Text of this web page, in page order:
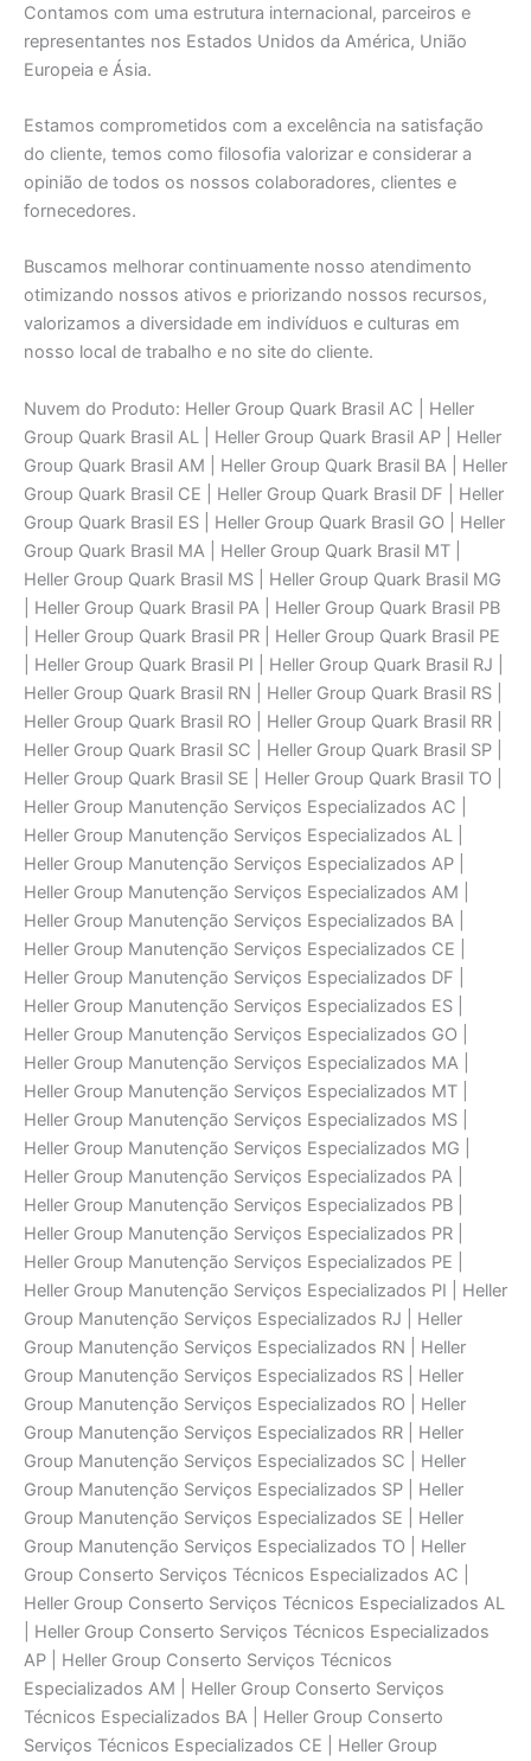
Contamos com uma estrutura internacional, parceiros e
representantes nos Estados Unidos da América, União
Europeia e Ásia.
Estamos comprometidos com a excelência na satisfação
do cliente, temos como filosofia valorizar e considerar a
opinião de todos os nossos colaboradores, clientes e
fornecedores.
Buscamos melhorar continuamente nosso atendimento
otimizando nossos ativos e priorizando nossos recursos,
valorizamos a diversidade em indivíduos e culturas em
nosso local de trabalho e no site do cliente.
Nuvem do Produto: Heller Group Quark Brasil AC | Heller
Group Quark Brasil AL | Heller Group Quark Brasil AP | Heller
Group Quark Brasil AM | Heller Group Quark Brasil BA | Heller
Group Quark Brasil CE | Heller Group Quark Brasil DF | Heller
Group Quark Brasil ES | Heller Group Quark Brasil GO | Heller
Group Quark Brasil MA | Heller Group Quark Brasil MT |
Heller Group Quark Brasil MS | Heller Group Quark Brasil MG
| Heller Group Quark Brasil PA | Heller Group Quark Brasil PB
| Heller Group Quark Brasil PR | Heller Group Quark Brasil PE
| Heller Group Quark Brasil PI | Heller Group Quark Brasil RJ |
Heller Group Quark Brasil RN | Heller Group Quark Brasil RS |
Heller Group Quark Brasil RO | Heller Group Quark Brasil RR |
Heller Group Quark Brasil SC | Heller Group Quark Brasil SP |
Heller Group Quark Brasil SE | Heller Group Quark Brasil TO |
Heller Group Manutenção Serviços Especializados AC |
Heller Group Manutenção Serviços Especializados AL |
Heller Group Manutenção Serviços Especializados AP |
Heller Group Manutenção Serviços Especializados AM |
Heller Group Manutenção Serviços Especializados BA |
Heller Group Manutenção Serviços Especializados CE |
Heller Group Manutenção Serviços Especializados DF |
Heller Group Manutenção Serviços Especializados ES |
Heller Group Manutenção Serviços Especializados GO |
Heller Group Manutenção Serviços Especializados MA |
Heller Group Manutenção Serviços Especializados MT |
Heller Group Manutenção Serviços Especializados MS |
Heller Group Manutenção Serviços Especializados MG |
Heller Group Manutenção Serviços Especializados PA |
Heller Group Manutenção Serviços Especializados PB |
Heller Group Manutenção Serviços Especializados PR |
Heller Group Manutenção Serviços Especializados PE |
Heller Group Manutenção Serviços Especializados PI | Heller
Group Manutenção Serviços Especializados RJ | Heller
Group Manutenção Serviços Especializados RN | Heller
Group Manutenção Serviços Especializados RS | Heller
Group Manutenção Serviços Especializados RO | Heller
Group Manutenção Serviços Especializados RR | Heller
Group Manutenção Serviços Especializados SC | Heller
Group Manutenção Serviços Especializados SP | Heller
Group Manutenção Serviços Especializados SE | Heller
Group Manutenção Serviços Especializados TO | Heller
Group Conserto Serviços Técnicos Especializados AC |
Heller Group Conserto Serviços Técnicos Especializados AL
| Heller Group Conserto Serviços Técnicos Especializados
AP | Heller Group Conserto Serviços Técnicos
Especializados AM | Heller Group Conserto Serviços
Técnicos Especializados BA | Heller Group Conserto
Serviços Técnicos Especializados CE | Heller Group